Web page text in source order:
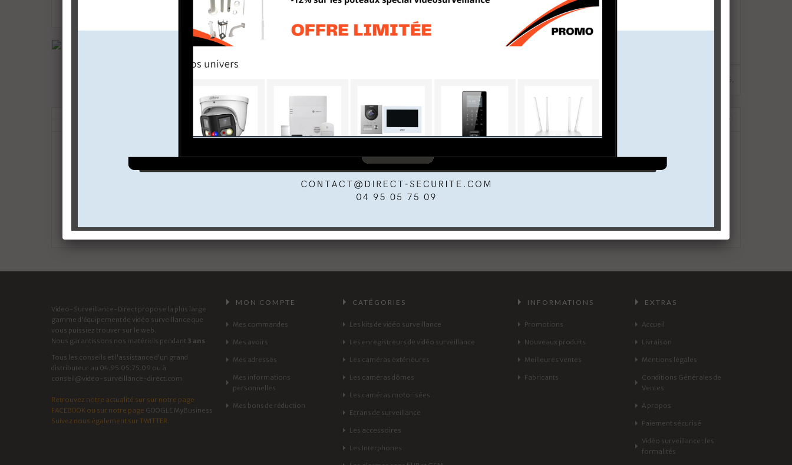
En stock
AJOUTER AU PANIER
Résultats 1 - 5 sur 5.
›
Video-Surveillance-Direct propose la plus large
gamme d'équipement de vidéo surveillance que
vous puissiez trouver sur le web.
Nous garantissons nos matériels pendant 3 ans
Tous les conseils et l'assistance d'un grand
distributeur au 04.95.05.75.09 ou à
conseil@video-surveillance-direct.com
Retrouvez notre actualité sur sur notre page
FACEBOOK ou sur notre page GOOGLE MyBusiness
Suivez nous également sur TWITTER.
MON COMPTE
Mes commandes
Mes avoirs
Mes adresses
Mes informations
personnelles
Mes bons de réduction
CATÉGORIES
Les kits de vidéo surveillance
Les enregistreurs de vidéo surveillance
Les caméras extérieures
Les caméras dômes
Les caméras motorisées
Ecrans de surveillance
Les accessoires
Les Interphones
INFORMATIONS
Promotions
Nouveaux produits
Meilleures ventes
Fabricants
EXTRAS
Accueil
Livraison
Mentions légales
Conditions Générales de
Ventes
A propos
Paiement sécurisé
Vidéo surveillance : les
formalités